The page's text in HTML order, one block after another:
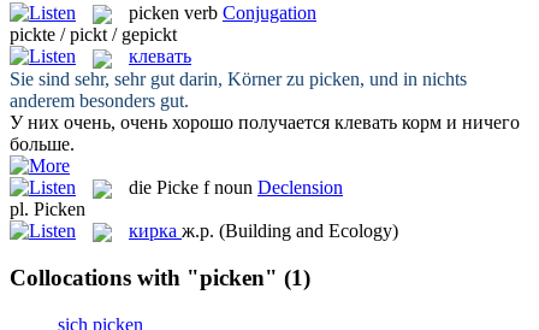
picken verb Conjugation
pickte / pickt / gepickt
клевать
Sie sind sehr, sehr gut darin, Körner zu picken, und in nichts
anderem besonders gut.
У них очень, очень хорошо получается клевать корм и ничего
больше.
die Picke f noun Declension
pl. Picken
кирка ж.р. (Building and Ecology)
Collocations with "picken" (1)
sich picken